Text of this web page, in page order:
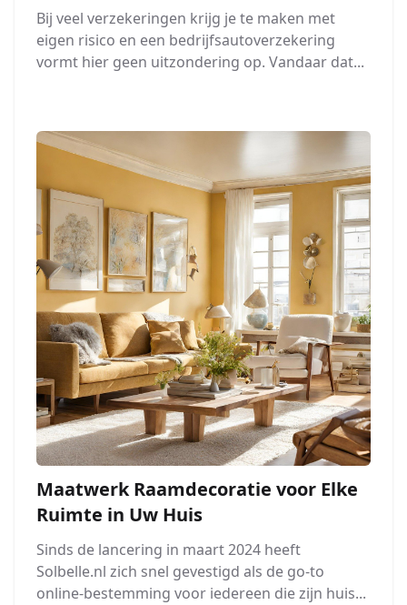
Bij veel verzekeringen krijg je te maken met
eigen risico en een bedrijfsautoverzekering
vormt hier geen uitzondering op. Vandaar dat...
Maatwerk Raamdecoratie voor Elke
Ruimte in Uw Huis
Sinds de lancering in maart 2024 heeft
Solbelle.nl zich snel gevestigd als de go-to
online-bestemming voor iedereen die zijn huis...